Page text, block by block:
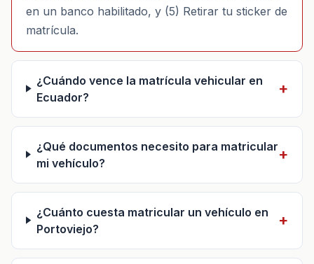
en un banco habilitado, y (5) Retirar tu sticker de
matrícula.
¿Cuándo vence la matrícula vehicular en
Ecuador?
¿Qué documentos necesito para matricular
mi vehículo?
¿Cuánto cuesta matricular un vehículo en
Portoviejo?